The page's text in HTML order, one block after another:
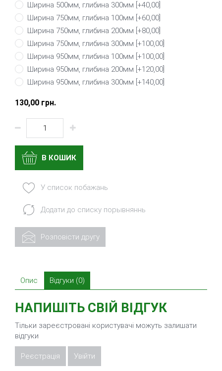
Ширина 500мм, глибина 300мм [+40,00]
Ширина 750мм, глибина 100мм [+60,00]
Ширина 750мм, глибина 200мм [+80,00]
Ширина 750мм, глибина 300мм [+100,00]
Ширина 950мм, глибина 100мм [+100,00]
Ширина 950мм, глибина 200мм [+120,00]
Ширина 950мм, глибина 300мм [+140,00]
130,00 грн.
В КОШИК
У список побажань
Додати до списку порывняннь
Розповісти другу
Опис Відгуки (0)
НАПИШІТЬ СВІЙ ВІДГУК
Тільки зареєстровані користувачі можуть залишати
відгуки
Реєстрація Увійти